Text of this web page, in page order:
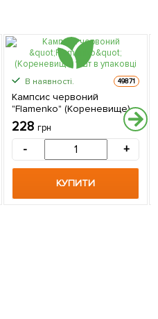
В наявності. 49871
Кампсис червоний
"Flamenko" (Кореневище) 1
шт в упаковці
228 грн
- +
КУПИТИ